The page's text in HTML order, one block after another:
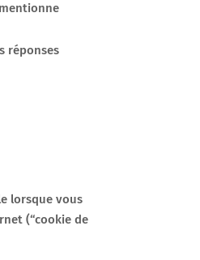
réponses
lorsque vous
(“cookie de